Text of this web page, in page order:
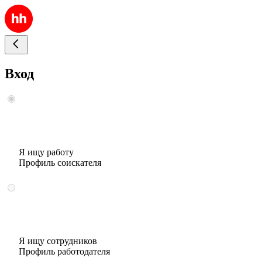
Вход
Я ищу работу
Профиль соискателя
Я ищу сотрудников
Профиль работодателя